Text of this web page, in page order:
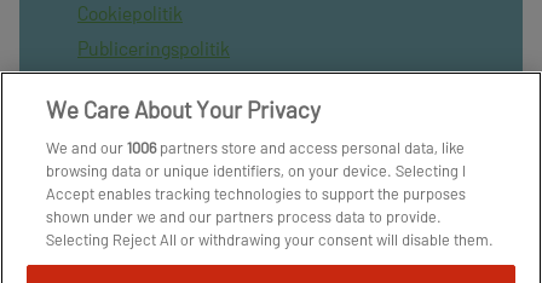
Cookiepolitik
Publiceringspolitik
Spil ansvarligt
Administrer samtykke
Arkiv
Om os
We Care About Your Privacy
We and our1006partners store and access personal data, like
browsing data or unique identifiers, on your device. Selecting I
Accept enables tracking technologies to support the purposes
shown under we and our partners process data to provide.
Selecting Reject All or withdrawing your consent will disable them.
If trackers are disabled, some content and ads you see may not be